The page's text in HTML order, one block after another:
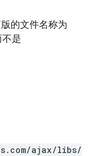
的文件名称为
是
ajax/libs/